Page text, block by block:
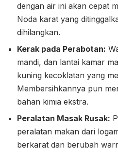
dengan air ini akan cepat
Noda karat yang
dihilangkan.
Kerak pada Perabotan:
mandi, dan lantai kamar
kuning kecoklatan yang
Membersihkannya pun
bahan kimia ekstra.
Peralatan Masak Rusak:
peralatan makan dari
berkarat dan berubah